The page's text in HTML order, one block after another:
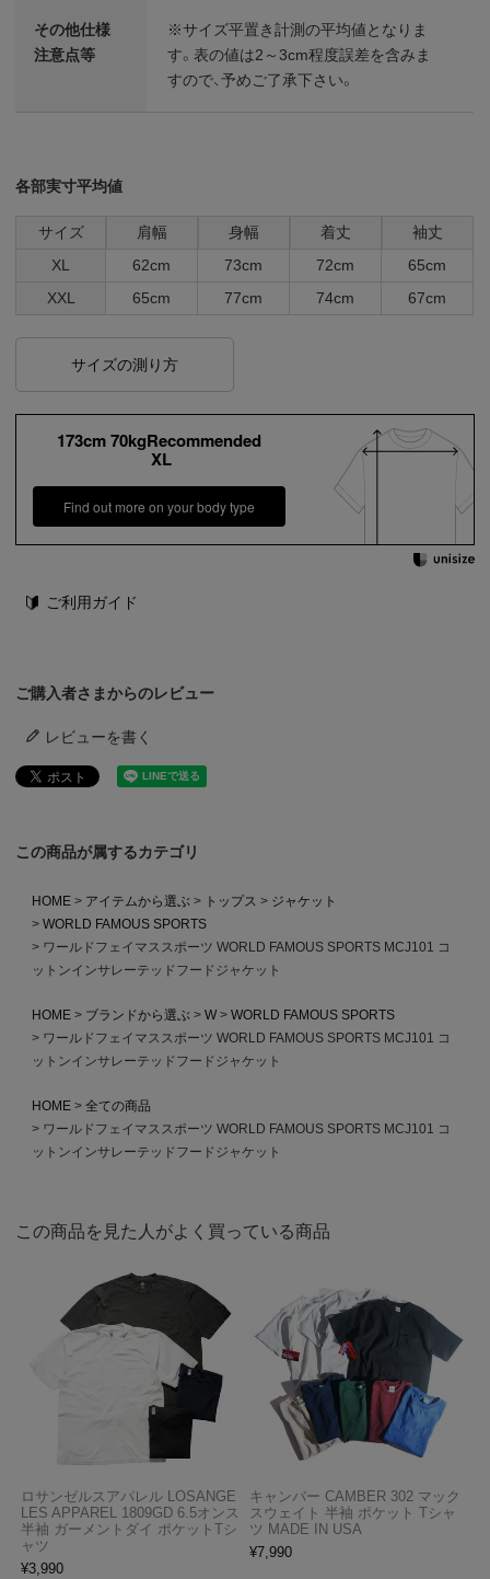
その他仕様
注意点等
※サイズ平置き計測の平均値となりま
す。表の値は2～3cm程度誤差を含みま
すので、予めご了承下さい。
各部実寸平均値
サイズ 肩幅 身幅 着丈
袖丈
XL
62cm 73cm 72cm
65cm
XXL
65cm 77cm 74cm 67cm
サイズの測り方
173cm 70kgRecommended
XL
Find out more on your body type
ご利用ガイド
ご購入者さまからのレビュー
レビューを書く
この商品が属するカテゴリ
HOME アイテムから選ぶ トップス
ジャケット
WORLD FAMOUS SPORTS
ワールドフェイマススポーツ WORLD FAMOUS SPORTS MCJ101 コ
ットンインサレーテッドフードジャケット
HOME ブランドから選ぶ W
WORLD FAMOUS SPORTS
ワールドフェイマススポーツ WORLD FAMOUS SPORTS MCJ101 コ
ットンインサレーテッドフードジャケット
HOME
全ての商品
ワールドフェイマススポーツ WORLD FAMOUS SPORTS MCJ101 コ
ットンインサレーテッドフードジャケット
この商品を見た人がよく買っている商品
ロサンゼルスアパレル LOSANGE
LES APPAREL 1809GD 6.5オンス
半袖 ガーメントダイ ポケットTシ
ャツ
¥3,990
キャンバー CAMBER 302 マック
スウェイト 半袖 ポケット Tシャ
ツ MADE IN USA
¥7,990